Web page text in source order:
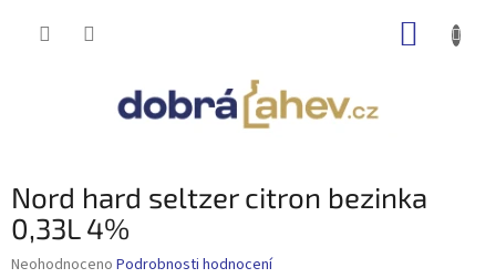
Nord hard seltzer citron bezinka
0,33L 4%
Průměrné
Neohodnoceno Podrobnosti hodnocení